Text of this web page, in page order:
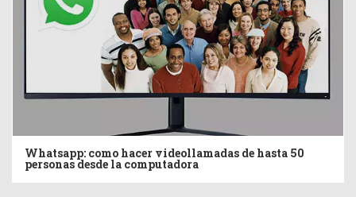
Whatsapp: como hacer videollamadas de hasta 50
personas desde la computadora